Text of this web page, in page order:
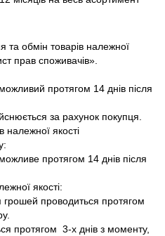
та обмін товарів належної
прав споживачів».
протягом 14 днів після
за рахунок покупця.
якості
протягом 14 днів після
якості:
проводиться протягом
протягом 3-х днів з моменту,